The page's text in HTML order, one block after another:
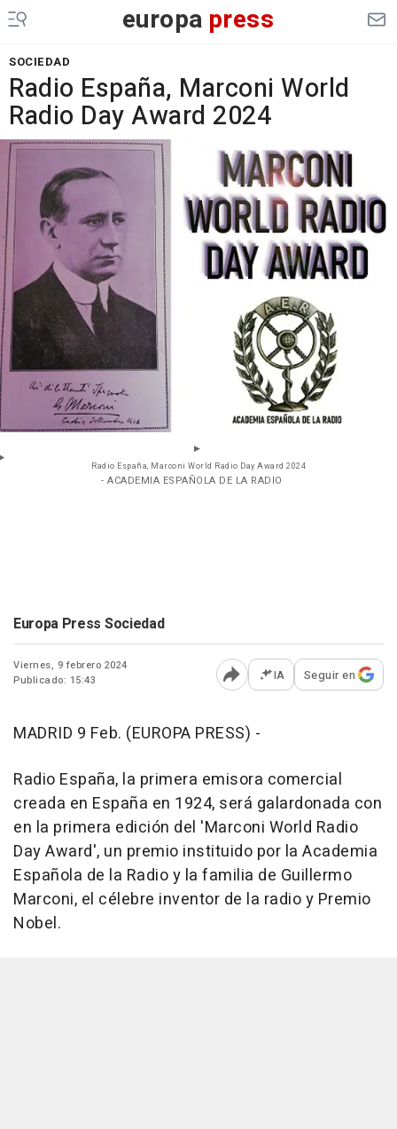
europa press
SOCIEDAD
Radio España, Marconi World
Radio Day Award 2024
Radio España, Marconi World Radio Day Award 2024
- ACADEMIA ESPAÑOLA DE LA RADIO
Europa Press Sociedad
Viernes, 9 febrero 2024
Publicado: 15:43
Abrir opciones para
IA Seguir en
MADRID 9 Feb. (EUROPA PRESS) -
Radio España, la primera emisora comercial
creada en España en 1924, será galardonada con
en la primera edición del 'Marconi World Radio
Day Award', un premio instituido por la Academia
Española de la Radio y la familia de Guillermo
Marconi, el célebre inventor de la radio y Premio
Nobel.